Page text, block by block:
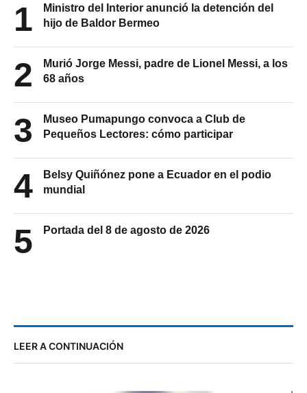
1
Ministro del Interior anunció la detención del
hijo de Baldor Bermeo
2
Murió Jorge Messi, padre de Lionel Messi, a los
68 años
3
Museo Pumapungo convoca a Club de
Pequeños Lectores: cómo participar
4
Belsy Quiñónez pone a Ecuador en el podio
mundial
5 Portada del 8 de agosto de 2026
LEER A CONTINUACIÓN